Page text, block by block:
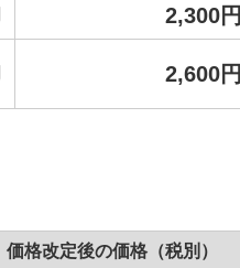
2,300円
2,600円
価格改定後の価格（税別）